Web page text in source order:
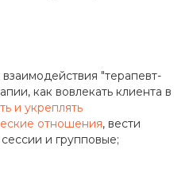
"терапевт-
как вовлекать клиента в
и укреплять
отношения, вести
и групповые;